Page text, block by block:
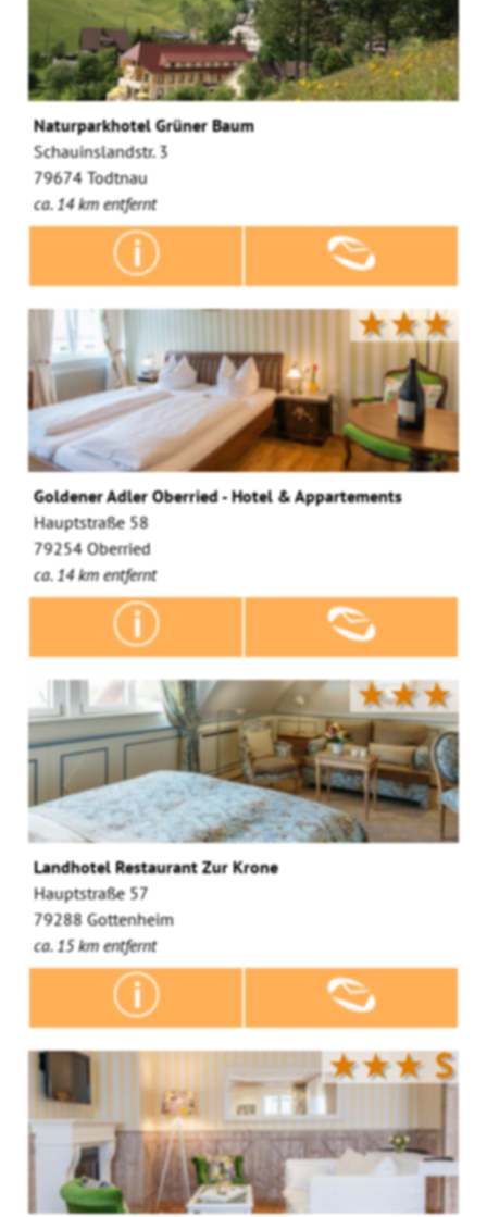
Naturparkhotel Grüner Baum
Schauinslandstr. 3
79674 Todtnau
ca. 14 km entfernt
★★★
Goldener Adler Oberried - Hotel & Appartements
Hauptstraße 58
79254 Oberried
ca. 14 km entfernt
★★★
Landhotel Restaurant Zur Krone
Hauptstraße 57
79288 Gottenheim
ca. 15 km entfernt
★★★S